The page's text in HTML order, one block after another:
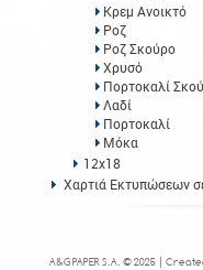
Κρεμ Ανοικτό
Ροζ
Ροζ Σκούρο
Χρυσό
Πορτοκαλί
Λαδί
Πορτοκαλί
Μόκα
12x18
Χαρτιά Εκτυπώσεων
A&G PAPER S.A. © 2025 |